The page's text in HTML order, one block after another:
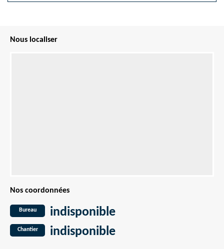
Nous localiser
Nos coordonnées
Bureau indisponible
Chantier indisponible